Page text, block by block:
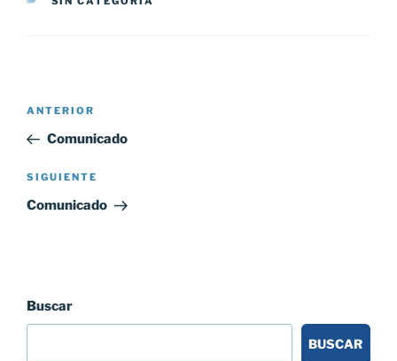
Navegación
entradas
Entrada
anterior:
ANTERIOR
Comunicado
Siguiente
entrada
SIGUIENTE
Comunicado
Buscar
BUSCAR